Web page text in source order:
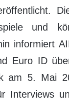
und
informiert
Euro ID
am 5. Mai
Interviews